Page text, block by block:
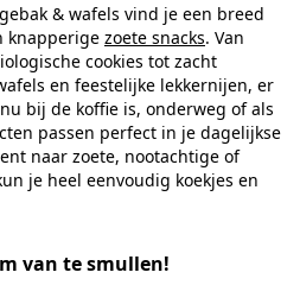
& wafels vind je een breed
knapperige zoete snacks. Van
cookies tot zacht
en feestelijke lekkernijen, er
bij de koffie is, onderweg of als
passen perfect in je dagelijkse
naar zoete, nootachtige of
je heel eenvoudig koekjes en
van te smullen!